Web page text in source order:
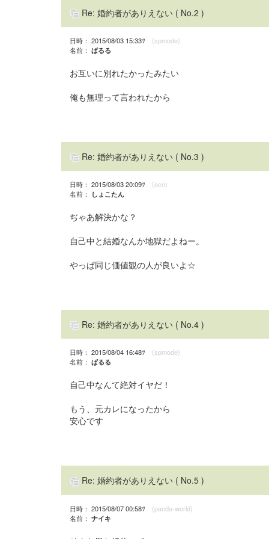
Re: 婚約者がありえない ( No.2 )
日時： 2015/08/03 15:33ﾂ (spmode)
名前： ぱるる
お互いに別れたかったみたい
俺も無理って言われたから
Re: 婚約者がありえない ( No.3 )
日時： 2015/08/03 20:09ﾂ (ocn)
名前：
しょこたん
ぢゃあ解決かな？
自己中と結婚なんか地獄だよねー。
やっぱ同じ価値観の人が良いよ☆
Re: 婚約者がありえない ( No.4 )
日時： 2015/08/04 16:48ﾂ (spmode)
名前： ぱるる
自己中なんて絶対イヤだ！
もう、元カレになったから
安心です
Re: 婚約者がありえない ( No.5 )
日時： 2015/08/07 00:58ﾂ (panda-world)
名前： ナイキ